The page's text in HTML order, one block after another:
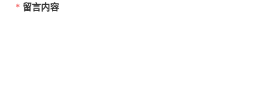
留言内容